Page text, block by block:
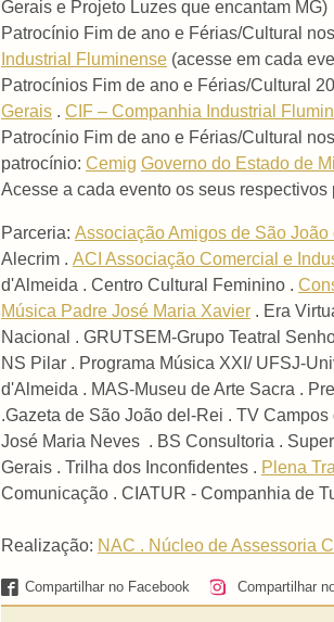
Gerais e Projeto Luzes que encantam MG)
Patrocínio Fim de ano e Férias/Cultural
Industrial Fluminense (acesse em cada
Patrocínios Fim de ano e Férias/Cultural
Gerais . CIF – Companhia Industrial
Patrocínio Fim de ano e Férias/Cultural
patrocínio: Cemig Governo do Estado de
Acesse a cada evento os seus
Parceria: Associação Amigos de São João
Alecrim . ACI Associação Comercial e
d'Almeida . Centro Cultural Feminino .
Música Padre José Maria Xavier . Era
Nacional . GRUTSEM-Grupo Teatral
NS Pilar . Programa Música XXI/ UFSJ-
d'Almeida . MAS-Museu de Arte Sacra .
.Gazeta de São João del-Rei . TV
José Maria Neves . BS Consultoria .
Gerais . Trilha dos Inconfidentes . Plena
Comunicação . CIATUR - Companhia de
Realização: NAC . Núcleo de Assessoria
Compartilhar no Facebook Compartilhar